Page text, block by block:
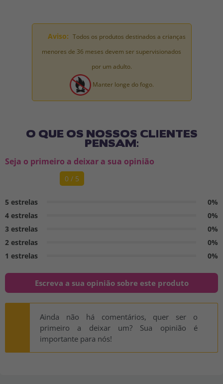
Aviso: Todos os produtos destinados a crianças
menores de 36 meses devem ser supervisionados
por um adulto.
Manter longe do fogo.
O QUE OS NOSSOS CLIENTES
PENSAM:
Seja o primeiro a deixar a sua opinião
0 / 5
5 estrelas
0%
4 estrelas
0%
3 estrelas
0%
2 estrelas
0%
1 estrelas
0%
Escreva a sua opinião sobre este produto
Ainda não há comentários, quer ser o
primeiro a deixar um? Sua opinião é
importante para nós!